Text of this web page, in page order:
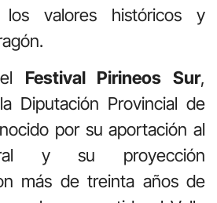
valores históricos y
Festival Pirineos Sur,
Diputación Provincial de
por su aportación al
y su proyección
más de treinta años de